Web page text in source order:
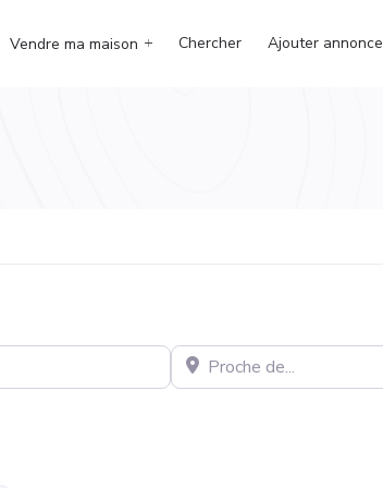
Vendre ma maison Chercher Ajouter annonce
Proche de…